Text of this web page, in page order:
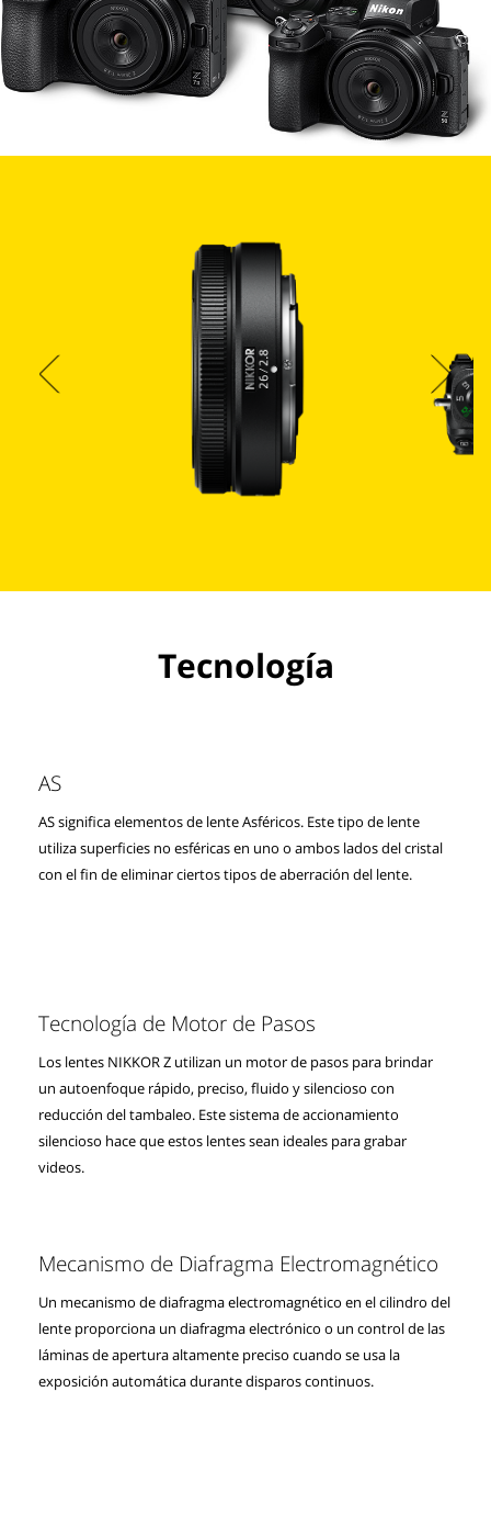
Tecnología
AS
AS significa elementos de lente Asféricos. Este tipo de lente
utiliza superficies no esféricas en uno o ambos lados del cristal
con el fin de eliminar ciertos tipos de aberración del lente.
Tecnología de Motor de Pasos
Los lentes NIKKOR Z utilizan un motor de pasos para brindar
un autoenfoque rápido, preciso, fluido y silencioso con
reducción del tambaleo. Este sistema de accionamiento
silencioso hace que estos lentes sean ideales para grabar
videos.
Mecanismo de Diafragma Electromagnético
Un mecanismo de diafragma electromagnético en el cilindro del
lente proporciona un diafragma electrónico o un control de las
láminas de apertura altamente preciso cuando se usa la
exposición automática durante disparos continuos.